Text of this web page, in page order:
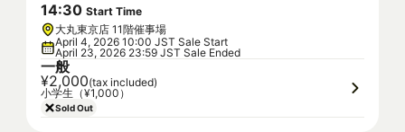
14:30 Start Time
大丸東京店 11階催事場
April 4, 2026 10:00 JST Sale Start
April 23, 2026 23:59 JST Sale Ended
一般
¥2,000(tax included)
小学生（¥1,000）
Sold Out